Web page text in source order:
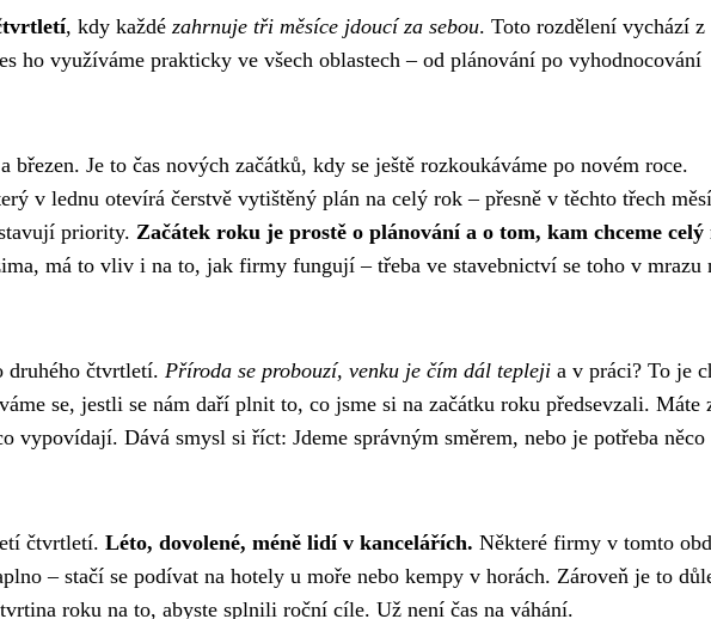
, kdy každé zahrnuje tři měsíce jdoucí za sebou. Toto rozdělení vychází z
ho využíváme prakticky ve všech oblastech – od plánování po vyhodnocování
Je to čas nových začátků, kdy se ještě rozkoukáváme po novém roce.
v lednu otevírá čerstvě vytištěný plán na celý rok – přesně v těchto třech
priority. Začátek roku je prostě o plánování a o tom, kam chceme
má to vliv i na to, jak firmy fungují – třeba ve stavebnictví se toho v mrazu
druhého čtvrtletí. Příroda se probouzí, venku je čím dál tepleji a v práci? To je
se, jestli se nám daří plnit to, co jsme si na začátku roku předsevzali. Máte
vypovídají. Dává smysl si říct: Jdeme správným směrem, nebo je potřeba něco
čtvrtletí. Léto, dovolené, méně lidí v kancelářích. Některé firmy v tomto
– stačí se podívat na hotely u moře nebo kempy v horách. Zároveň je to
roku na to, abyste splnili roční cíle. Už není čas na váhání.